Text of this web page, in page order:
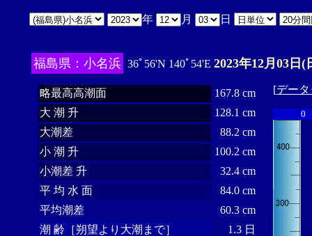
年 月 日
福島県：小名浜 36ﾟ56'N 140ﾟ54'E 2023年12月03日(
略最高高潮面
167.8 cm
大 潮 升
128.1 cm
大潮差
88.2 cm
小 潮 升
100.2 cm
小潮差 升
32.4 cm
平 均 水 面
84.0 cm
平均潮差
60.3 cm
潮 齢［朔望より大潮まで］
1.3 日
[デー
0